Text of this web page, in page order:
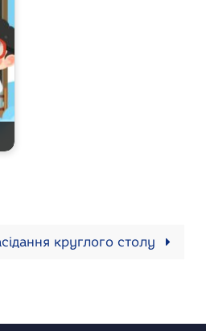
круглого столу